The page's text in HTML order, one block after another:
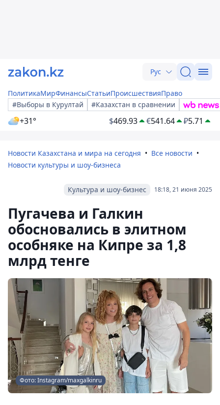
Рус
ПолитикаМирФинансыСтатьиПроисшествияПраво
#Выборы в Курултай
#Казахстан в сравнении
+31° $469.93 €541.64 ₽5.71
Новости Казахстана и мира на сегодня
Все новости
Новости культуры и шоу-бизнеса
18:18, 21 июня 2025
Культура и шоу-бизнес
Пугачева и Галкин
обосновались в элитном
особняке на Кипре за 1,8
млрд тенге
Фото: Instagram/maxgalkinru